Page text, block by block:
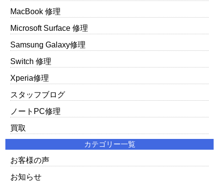
MacBook 修理
Microsoft Surface 修理
Samsung Galaxy修理
Switch 修理
Xperia修理
スタッフブログ
ノートPC修理
買取
カテゴリー一覧
お客様の声
お知らせ